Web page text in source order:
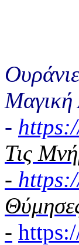
Μαγική
-
Τις
-
-